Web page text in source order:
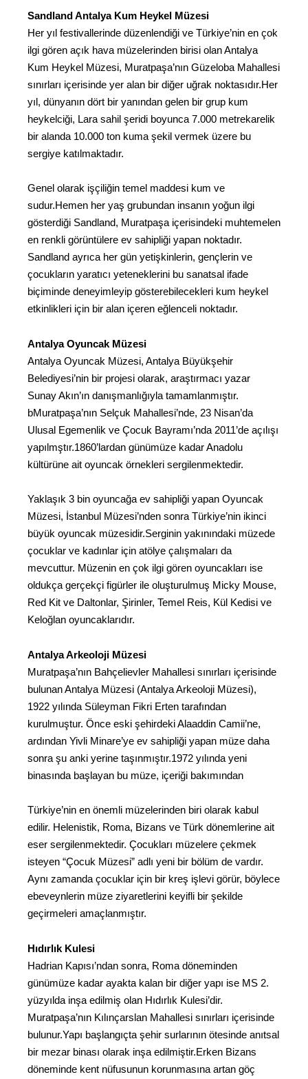
Sandland Antalya Kum Heykel Müzesi
Her yıl festivallerinde düzenlendiği ve Türkiye’nin en çok
ilgi gören açık hava müzelerinden birisi olan Antalya
Kum Heykel Müzesi, Muratpaşa’nın Güzeloba Mahallesi
sınırları içerisinde yer alan bir diğer uğrak noktasıdır.Her
yıl, dünyanın dört bir yanından gelen bir grup kum
heykelciği, Lara sahil şeridi boyunca 7.000 metrekarelik
bir alanda 10.000 ton kuma şekil vermek üzere bu
sergiye katılmaktadır.
Genel olarak işçiliğin temel maddesi kum ve
sudur.Hemen her yaş grubundan insanın yoğun ilgi
gösterdiği Sandland, Muratpaşa içerisindeki muhtemelen
en renkli görüntülere ev sahipliği yapan noktadır.
Sandland ayrıca her gün yetişkinlerin, gençlerin ve
çocukların yaratıcı yeteneklerini bu sanatsal ifade
biçiminde deneyimleyip gösterebilecekleri kum heykel
etkinlikleri için bir alan içeren eğlenceli noktadır.
Antalya Oyuncak Müzesi
Antalya Oyuncak Müzesi, Antalya Büyükşehir
Belediyesi’nin bir projesi olarak, araştırmacı yazar
Sunay Akın’ın danışmanlığıyla tamamlanmıştır.
bMuratpaşa’nın Selçuk Mahallesi’nde, 23 Nisan’da
Ulusal Egemenlik ve Çocuk Bayramı’nda 2011’de açılışı
yapılmştır.1860’lardan günümüze kadar Anadolu
kültürüne ait oyuncak örnekleri sergilenmektedir.
Yaklaşık 3 bin oyuncağa ev sahipliği yapan Oyuncak
Müzesi, İstanbul Müzesi’nden sonra Türkiye’nin ikinci
büyük oyuncak müzesidir.Serginin yakınındaki müzede
çocuklar ve kadınlar için atölye çalışmaları da
mevcuttur. Müzenin en çok ilgi gören oyuncakları ise
oldukça gerçekçi figürler ile oluşturulmuş Micky Mouse,
Red Kit ve Daltonlar, Şirinler, Temel Reis, Kül Kedisi ve
Keloğlan oyuncaklarıdır.
Antalya Arkeoloji Müzesi
Muratpaşa’nın Bahçelievler Mahallesi sınırları içerisinde
bulunan Antalya Müzesi (Antalya Arkeoloji Müzesi),
1922 yılında Süleyman Fikri Erten tarafından
kurulmuştur. Önce eski şehirdeki Alaaddin Camii’ne,
ardından Yivli Minare’ye ev sahipliği yapan müze daha
sonra şu anki yerine taşınmıştır.1972 yılında yeni
binasında başlayan bu müze, içeriği bakımından
Türkiye’nin en önemli müzelerinden biri olarak kabul
edilir. Helenistik, Roma, Bizans ve Türk dönemlerine ait
eser sergilenmektedir. Çocukları müzelere çekmek
isteyen “Çocuk Müzesi” adlı yeni bir bölüm de vardır.
Aynı zamanda çocuklar için bir kreş işlevi görür, böylece
ebeveynlerin müze ziyaretlerini keyifli bir şekilde
geçirmeleri amaçlanmıştır.
Hıdırlık Kulesi
Hadrian Kapısı’ndan sonra, Roma döneminden
günümüze kadar ayakta kalan bir diğer yapı ise MS 2.
yüzyılda inşa edilmiş olan Hıdırlık Kulesi’dir.
Muratpaşa’nın Kılınçarslan Mahallesi sınırları içerisinde
bulunur.Yapı başlangıçta şehir surlarının ötesinde anıtsal
bir mezar binası olarak inşa edilmiştir.Erken Bizans
döneminde kent nüfusunun korunmasına artan göç